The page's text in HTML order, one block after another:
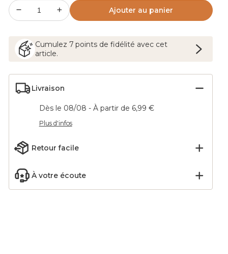
Ajouter au panier
Cumulez 7 pointsde fidélité avec cet
article.
Livraison
Dès le 08/08 - À partir de 6,99 €
Plus d'infos
Retour facile
À votre écoute